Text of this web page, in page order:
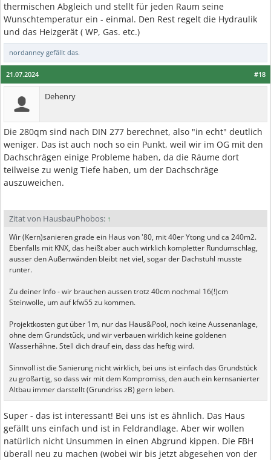
thermischen Abgleich und stellt für jeden Raum seine
Wunschtemperatur ein - einmal. Den Rest regelt die Hydraulik
und das Heizgerät ( WP, Gas. etc.)
nordanney gefällt das.
#18
21.07.2024
Dehenry
Die 280qm sind nach DIN 277 berechnet, also "in echt" deutlich
weniger. Das ist auch noch so ein Punkt, weil wir im OG mit den
Dachschrägen einige Probleme haben, da die Räume dort
teilweise zu wenig Tiefe haben, um der Dachschräge
auszuweichen.
Zitat von HausbauPhobos: ↑
Wir (Kern)sanieren grade ein Haus von '80, mit 40er Ytong und ca 240m2.
Ebenfalls mit KNX, das heißt aber auch wirklich kompletter Rundumschlag,
ausser den Außenwänden bleibt net viel, sogar der Dachstuhl musste
runter.
Zu deiner Info - wir brauchen aussen trotz 40cm nochmal 16(!)cm
Steinwolle, um auf kfw55 zu kommen.
Projektkosten gut über 1m, nur das Haus&Pool, noch keine Aussenanlage,
ohne dem Grundstück, und wir verbauen wirklich keine goldenen
Wasserhähne. Stell dich drauf ein, dass das heftig wird.
Sinnvoll ist die Sanierung nicht wirklich, bei uns ist einfach das Grundstück
zu großartig, so dass wir mit dem Kompromiss, den auch ein kernsanierter
Altbau immer darstellt (Grundriss zB) gern leben.
Super - das ist interessant! Bei uns ist es ähnlich. Das Haus
gefällt uns einfach und ist in Feldrandlage. Aber wir wollen
natürlich nicht Unsummen in einen Abgrund kippen. Die FBH
überall neu zu machen (wobei wir bis jetzt abgesehen von der